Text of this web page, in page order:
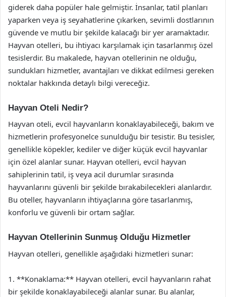
giderek daha popüler hale gelmiştir. İnsanlar, tatil planları
yaparken veya iş seyahatlerine çıkarken, sevimli dostlarının
güvende ve mutlu bir şekilde kalacağı bir yer aramaktadır.
Hayvan otelleri, bu ihtiyacı karşılamak için tasarlanmış özel
tesislerdir. Bu makalede, hayvan otellerinin ne olduğu,
sundukları hizmetler, avantajları ve dikkat edilmesi gereken
noktalar hakkında detaylı bilgi vereceğiz.
Hayvan Oteli Nedir?
Hayvan oteli, evcil hayvanların konaklayabileceği, bakım ve
hizmetlerin profesyonelce sunulduğu bir tesistir. Bu tesisler,
genellikle köpekler, kediler ve diğer küçük evcil hayvanlar
için özel alanlar sunar. Hayvan otelleri, evcil hayvan
sahiplerinin tatil, iş veya acil durumlar sırasında
hayvanlarını güvenli bir şekilde bırakabilecekleri alanlardır.
Bu oteller, hayvanların ihtiyaçlarına göre tasarlanmış,
konforlu ve güvenli bir ortam sağlar.
Hayvan Otellerinin Sunmuş Olduğu Hizmetler
Hayvan otelleri, genellikle aşağıdaki hizmetleri sunar:
1. **Konaklama:** Hayvan otelleri, evcil hayvanların rahat
bir şekilde konaklayabileceği alanlar sunar. Bu alanlar,